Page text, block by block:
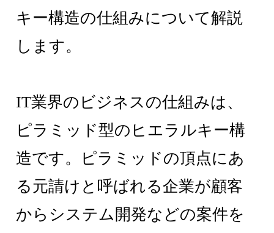
キー構造の仕組みについて解説
します。
IT業界のビジネスの仕組みは、
ピラミッド型のヒエラルキー構
造です。ピラミッドの頂点にあ
る元請けと呼ばれる企業が顧客
からシステム開発などの案件を